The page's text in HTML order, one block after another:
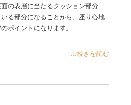
の表層に当たるクッション部分
る部分になることから、座り心地
のポイントになります。……
...続きを読む